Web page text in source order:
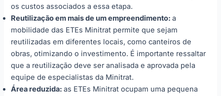
os custos associados a essa etapa.
Reutilização em mais de um empreendimento:a
mobilidade das ETEs Minitrat permite que sejam
reutilizadas em diferentes locais, como canteiros de
obras, otimizando o investimento. É importante ressaltar
que a reutilização deve ser analisada e aprovada pela
equipe de especialistas da Minitrat.
Área reduzida:as ETEs Minitrat ocupam uma pequena